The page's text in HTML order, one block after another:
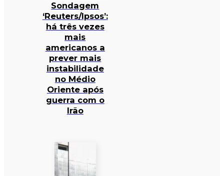
Sondagem
‘Reuters/Ipsos’:
há três vezes
mais
americanos a
prever mais
instabilidade
no Médio
Oriente após
guerra com o
Irão